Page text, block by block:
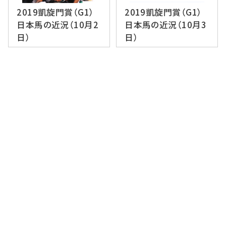
2019凱旋門賞（G1）
日本馬の近況（10月2
日）
2019凱旋門賞（G1）
日本馬の近況（10月3
日）